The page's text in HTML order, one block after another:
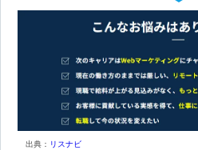
出典： リスナビ